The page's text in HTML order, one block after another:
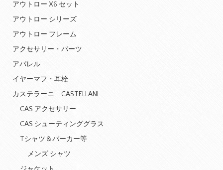
アウトロー X6 セット
アウトロー シリーズ
アウトロー フレーム
アクセサリー・パーツ
アパレル
イヤーマフ・耳栓
カステラーニ CASTELLANI
CAS アクセサリー
CAS シューティンググラス
Tシャツ＆パーカー等
メンズ シャツ